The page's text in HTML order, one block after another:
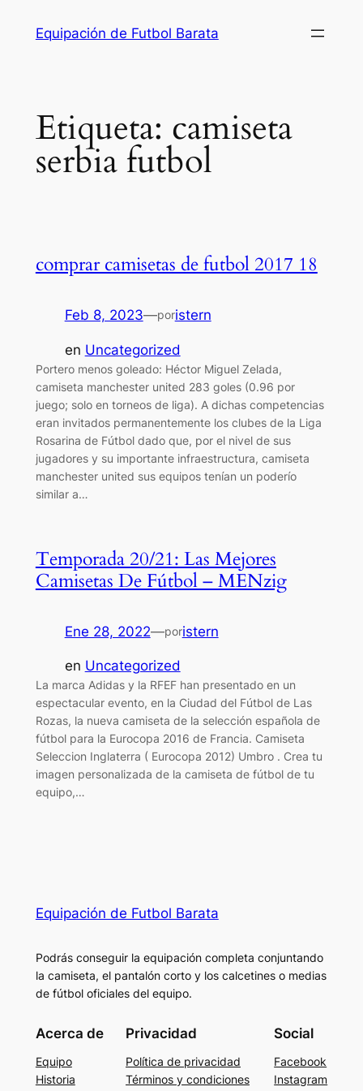
Equipación de Futbol Barata
Etiqueta: camiseta
serbia futbol
comprar camisetas de futbol 2017 18
Feb 8, 2023—poristern
en Uncategorized
Portero menos goleado: Héctor Miguel Zelada,
camiseta manchester united 283 goles (0.96 por
juego; solo en torneos de liga). A dichas competencias
eran invitados permanentemente los clubes de la Liga
Rosarina de Fútbol dado que, por el nivel de sus
jugadores y su importante infraestructura, camiseta
manchester united sus equipos tenían un poderío
similar a…
Temporada 20/21: Las Mejores
Camisetas De Fútbol – MENzig
Ene 28, 2022—poristern
en Uncategorized
La marca Adidas y la RFEF han presentado en un
espectacular evento, en la Ciudad del Fútbol de Las
Rozas, la nueva camiseta de la selección española de
fútbol para la Eurocopa 2016 de Francia. Camiseta
Seleccion Inglaterra ( Eurocopa 2012) Umbro . Crea tu
imagen personalizada de la camiseta de fútbol de tu
equipo,…
Equipación de Futbol Barata
Podrás conseguir la equipación completa conjuntando
la camiseta, el pantalón corto y los calcetines o medias
de fútbol oficiales del equipo.
Acerca de
Equipo
Historia
Privacidad
Política de privacidad
Términos y condiciones
Social
Facebook
Instagram